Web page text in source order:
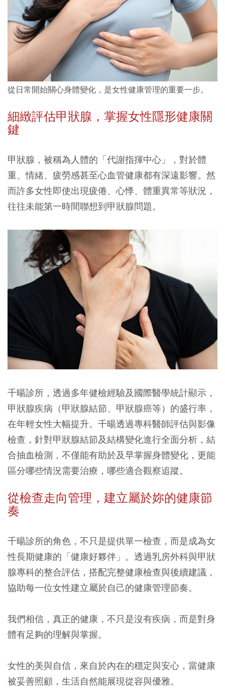
從日常開始關心身體變化，是女性健康管理的重要一步。
細緻評估甲狀腺，掌握女性隱形健康關
鍵
甲狀腺，被稱為人體的「代謝指揮中心」，對於體
重、情緒、疲勞感甚至心血管健康都有深遠影響。然
而許多女性即使出現疲倦、心悸、體重異常等狀況，
往往未能第一時間聯想到甲狀腺問題。
千暘診所，透過多年健檢經驗及國際醫學統計顯示，
甲狀腺疾病（甲狀腺結節、甲狀腺癌等）的盛行率，
在年輕女性大幅提升。千暘透過專科醫師評估與影像
檢查，針對甲狀腺結節及結構變化進行全面分析，結
合抽血檢測，不僅能有助於及早掌握身體變化，更能
區分哪些情況需要治療，哪些適合觀察追蹤。
從檢查走向管理，建立屬於妳的健康節
奏
千暘診所的角色，不只是提供單一檢查，而是成為女
性長期健康的「健康好夥伴」。透過乳房外科與甲狀
腺專科的整合評估，搭配完整健康檢查與後續建議，
協助每一位女性建立屬於自己的健康管理節奏。
我們相信，真正的健康，不只是沒有疾病，而是對身
體有足夠的理解與掌握。
女性的美與自信，來自於內在的穩定與安心，當健康
被妥善照顧，生活自然能展現從容與優雅。